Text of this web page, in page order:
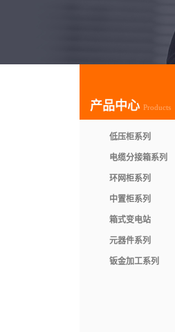
产品中心 Products
低压柜系列
电缆分接箱系列
环网柜系列
中置柜系列
箱式变电站
元器件系列
钣金加工系列